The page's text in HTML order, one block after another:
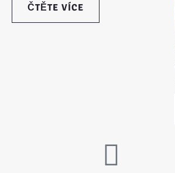
ČTĚTE VÍCE